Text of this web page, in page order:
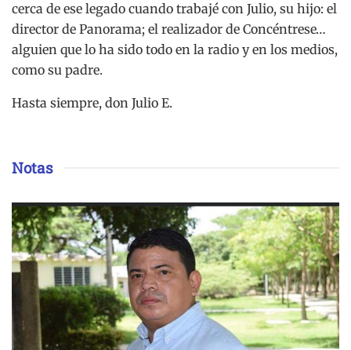
cerca de ese legado cuando trabajé con Julio, su hijo: el
director de Panorama; el realizador de Concéntrese…
alguien que lo ha sido todo en la radio y en los medios,
como su padre.
Hasta siempre, don Julio E.
Notas